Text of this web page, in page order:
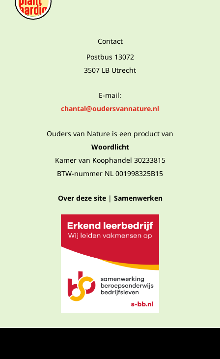
Contact
Postbus 13072
3507 LB Utrecht
E-mail:
chantal@oudersvannature.nl
Ouders van Nature is een product van
Woordlicht
Kamer van Koophandel 30233815
BTW-nummer NL 001998325B15
Over deze site| Samenwerken